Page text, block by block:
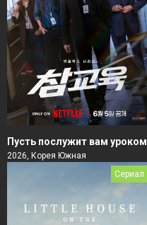
Пусть послужит вам уроком
2026, Корея Южная
Сериал